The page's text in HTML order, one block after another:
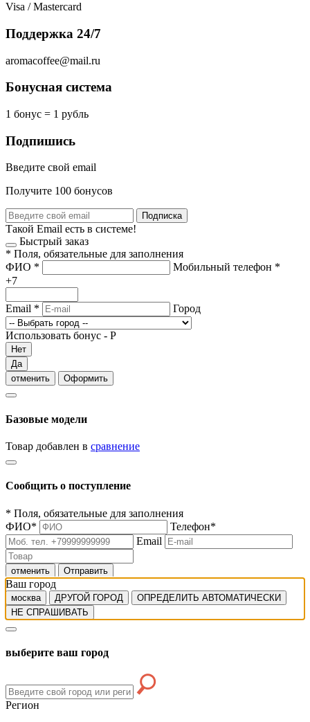
Visa / Mastercard
Поддержка 24/7
aromacoffee@mail.ru
Бонусная система
1 бонус = 1 рубль
Подпишись
Введите свой email
Получите 100 бонусов
Подписка
Такой Email есть в системе!
Быстрый заказ
* Поля, обязательные для заполнения
ФИО * Мобильный телефон *
+7
Email * Город
Использовать бонус - Р
Нет
Да
отменить
Оформить
Базовые модели
Товар добавлен в сравнение
Сообщить о поступление
* Поля, обязательные для заполнения
ФИО* Телефон*
Email
отменить Отправить
Ваш город
москва ДРУГОЙ ГОРОД
ОПРЕДЕЛИТЬ АВТОМАТИЧЕСКИ
НЕ СПРАШИВАТЬ
выберите ваш город
Регион